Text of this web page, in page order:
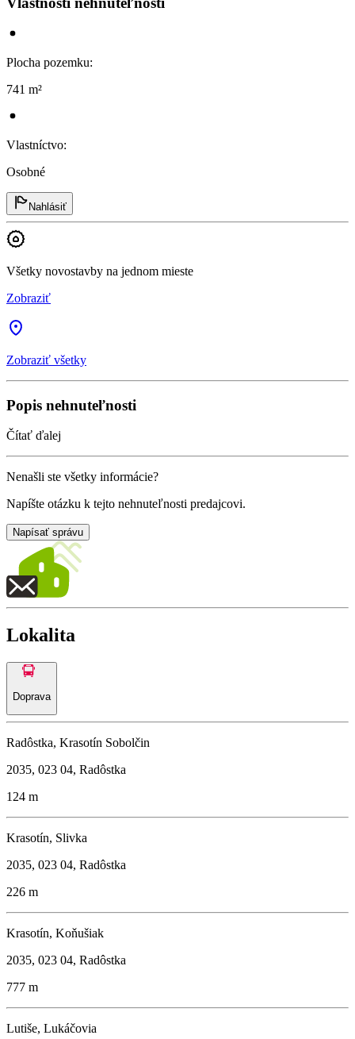
Plocha pozemku:
741 m²
Vlastníctvo:
Osobné
Nahlásiť
Všetky novostavby na jednom mieste
Zobraziť
Zobraziť všetky
Popis nehnuteľnosti
Čítať ďalej
Nenašli ste všetky informácie?
Napíšte otázku k tejto nehnuteľnosti predajcovi.
Napísať správu
Lokalita
Doprava
Radôstka, Krasotín Sobolčin
2035, 023 04, Radôstka
124 m
Krasotín, Slivka
2035, 023 04, Radôstka
226 m
Krasotín, Koňušiak
2035, 023 04, Radôstka
777 m
Lutiše, Lukáčovia